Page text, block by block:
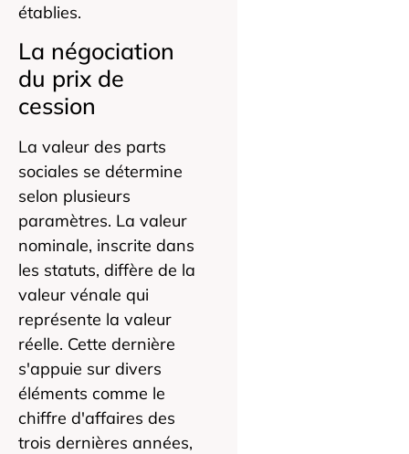
établies.
La négociation
du prix de
cession
La valeur des parts
sociales se détermine
selon plusieurs
paramètres. La valeur
nominale, inscrite dans
les statuts, diffère de la
valeur vénale qui
représente la valeur
réelle. Cette dernière
s'appuie sur divers
éléments comme le
chiffre d'affaires des
trois dernières années,